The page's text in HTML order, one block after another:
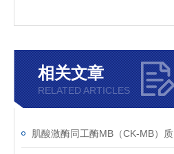
相关文章
RELATED ARTICLES